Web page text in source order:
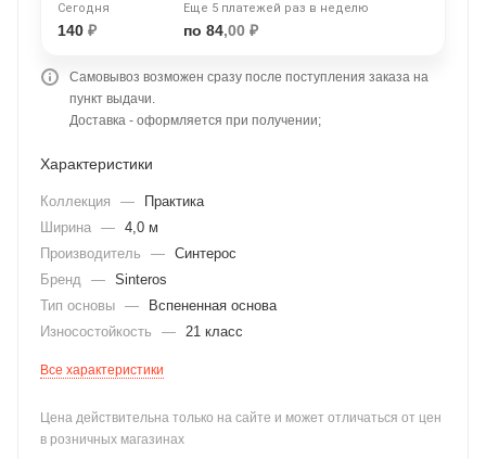
Сегодня
140 ₽
Еще 5 платежей раз в неделю
по 84,00 ₽
Самовывоз возможен сразу после поступления заказа на
пункт выдачи.
Доставка - оформляется при получении;
Характеристики
Коллекция —
Практика
Ширина — 4,0 м
Производитель
— Синтерос
Бренд — Sinteros
Тип основы —
Вспененная основа
Износостойкость
— 21 класс
Все характеристики
Цена действительна только на сайте и может отличаться от цен
в розничных магазинах